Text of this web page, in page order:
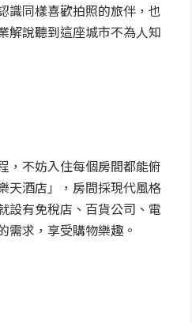
識同樣喜歡拍照的旅伴，也
解說聽到這座城市不為人知
，不妨入住每個房間都能俯
天酒店」，房間採現代風格
設有免稅店、百貨公司、電
需求，享受購物樂趣。